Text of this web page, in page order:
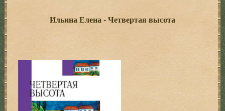
Ильина Елена - Четвертая высота